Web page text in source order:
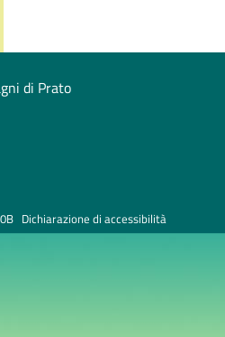
di Prato
Dichiarazione di accessibilità